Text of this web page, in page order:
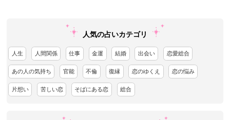
人気の占いカテゴリ
人生 人間関係 仕事 金運 結婚 出会い 恋愛総合
あの人の気持ち 官能 不倫 復縁 恋のゆくえ 恋の悩み
片想い 苦しい恋 そばにある恋 総合